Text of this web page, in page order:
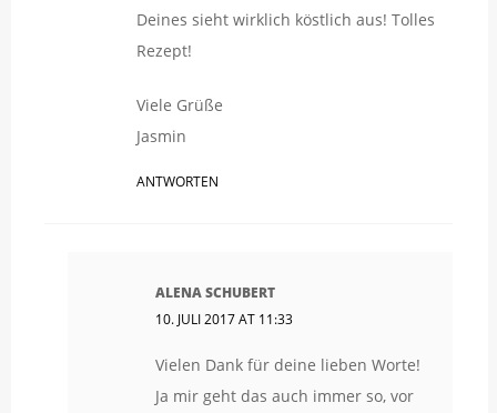
Deines sieht wirklich köstlich aus! Tolles
Rezept!
Viele Grüße
Jasmin
ANTWORTEN
ALENA SCHUBERT
10. JULI 2017 AT 11:33
Vielen Dank für deine lieben Worte!
Ja mir geht das auch immer so, vor